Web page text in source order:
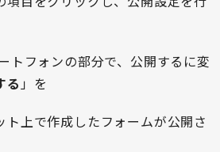
トフォンの部分で、公開するに変
る」を
ト上で作成したフォームが公開さ